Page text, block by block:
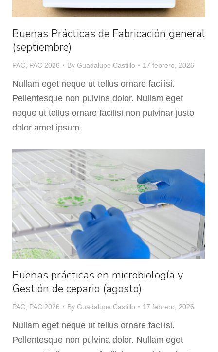
Buenas Prácticas de Fabricación general
(septiembre)
PAC PAC 2026 By Guadalupe Castillo 17 febrero, 2026
Nullam eget neque ut tellus ornare facilisi.
Pellentesque non pulvina dolor. Nullam eget
neque ut tellus ornare facilisi non pulvinar justo
dolor amet ipsum.
Buenas prácticas en microbiología y
Gestión de cepario (agosto)
PAC PAC 2026 By Guadalupe Castillo 17 febrero, 2026
Nullam eget neque ut tellus ornare facilisi.
Pellentesque non pulvina dolor. Nullam eget